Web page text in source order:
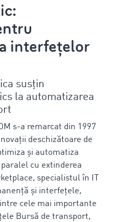
interfețelor
susțin
la automatizarea
s-a remarcat din 1997
deschizătoare de
și automatiza
cu extinderea
specialistul în IT
și interfețele,
cele mai importante
Bursă de transport,